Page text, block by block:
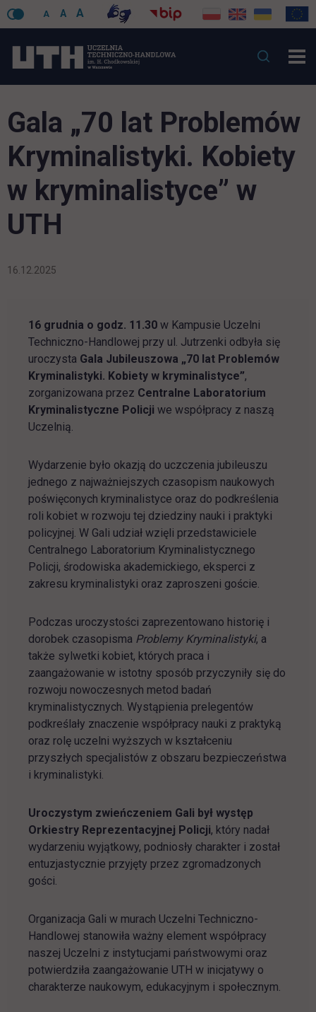
A A A
Gala „70 lat Problemów
Kryminalistyki. Kobiety
w kryminalistyce” w
UTH
16.12.2025
16 grudnia o godz. 11.30 w Kampusie Uczelni
Techniczno-Handlowej przy ul. Jutrzenki odbyła się
uroczysta Gala Jubileuszowa „70 lat Problemów
Kryminalistyki. Kobiety w kryminalistyce”,
zorganizowana przez Centralne Laboratorium
Kryminalistyczne Policji we współpracy z naszą
Uczelnią.
Wydarzenie było okazją do uczczenia jubileuszu
jednego z najważniejszych czasopism naukowych
poświęconych kryminalistyce oraz do podkreślenia
roli kobiet w rozwoju tej dziedziny nauki i praktyki
policyjnej. W Gali udział wzięli przedstawiciele
Centralnego Laboratorium Kryminalistycznego
Policji, środowiska akademickiego, eksperci z
zakresu kryminalistyki oraz zaproszeni goście.
Podczas uroczystości zaprezentowano historię i
dorobek czasopisma Problemy Kryminalistyki, a
także sylwetki kobiet, których praca i
zaangażowanie w istotny sposób przyczyniły się do
rozwoju nowoczesnych metod badań
kryminalistycznych. Wystąpienia prelegentów
podkreślały znaczenie współpracy nauki z praktyką
oraz rolę uczelni wyższych w kształceniu
przyszłych specjalistów z obszaru bezpieczeństwa
i kryminalistyki.
Uroczystym zwieńczeniem Gali był występ
Orkiestry Reprezentacyjnej Policji, który nadał
wydarzeniu wyjątkowy, podniosły charakter i został
entuzjastycznie przyjęty przez zgromadzonych
gości.
Organizacja Gali w murach Uczelni Techniczno-
Handlowej stanowiła ważny element współpracy
naszej Uczelni z instytucjami państwowymi oraz
potwierdziła zaangażowanie UTH w inicjatywy o
charakterze naukowym, edukacyjnym i społecznym.